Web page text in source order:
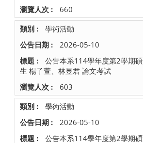
660
學術活動
2026-05-10
公告本系114學年度第2學期
生 楊子萱、林昱君 論文考試
603
學術活動
2026-05-10
公告本系114學年度第2學期